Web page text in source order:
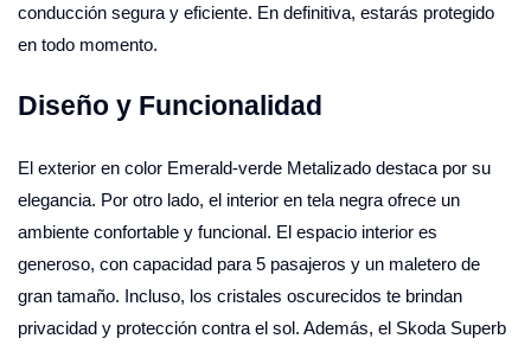
conducción segura y eficiente. En definitiva, estarás protegido
en todo momento.
Diseño y Funcionalidad
El exterior en color Emerald-verde Metalizado destaca por su
elegancia. Por otro lado, el interior en tela negra ofrece un
ambiente confortable y funcional. El espacio interior es
generoso, con capacidad para 5 pasajeros y un maletero de
gran tamaño. Incluso, los cristales oscurecidos te brindan
privacidad y protección contra el sol. Además, el Skoda Superb